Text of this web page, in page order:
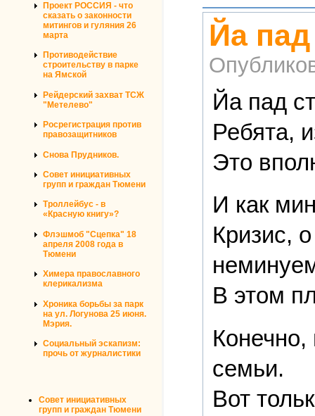
Проект РОССИЯ - что
сказать о законности
митингов и гуляния 26
марта
Противодействие
строительству в парке
на Ямской
Рейдерский захват ТСЖ
"Метелево"
Росрегистрация против
правозащитников
Снова Прудников.
Совет инициативных
групп и граждан Тюмени
Троллейбус - в
«Красную книгу»?
Флэшмоб "Сцепка" 18
апреля 2008 года в
Тюмени
Химера православного
клерикализма
Хроника борьбы за парк
на ул. Логунова 25 июня.
Мэрия.
Социальный эскапизм:
прочь от журналистики
Совет инициативных
групп и граждан Тюмени
Йа
Йа пад
Ребята,
Это
И как
Кризис,
В этом
Конечно,
семьи.
Вот